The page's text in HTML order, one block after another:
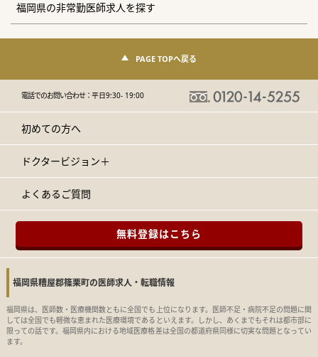
福岡県の非常勤医師求人を探す
PAGE TOPへ戻る
電話でのお問い合わせ：平日9:30- 19:00
初めての方へ
ドクタービジョン＋
よくあるご質問
無料登録はこちら
福岡県糟屋郡篠栗町の医師求人・転職情報
福岡県は、医師数・医療機関数ともに全国でも上位になります。医師不足・病院不足の問題に関
しては全国でも軽微な恵まれた医療環境であるといえます。しかし、あくまでもそれは都市部に
限っての話です。福岡県内における地域医療格差は全国の都道府県同様に切実な問題となってい
ます。